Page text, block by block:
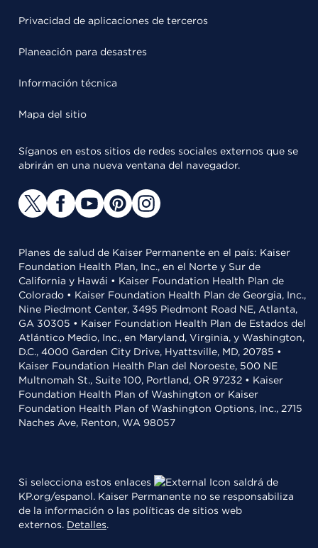
Privacidad de aplicaciones de terceros
Planeación para desastres
Información técnica
Mapa del sitio
Síganos en estos sitios de redes sociales externos que se
abrirán en una nueva ventana del navegador.
Planes de salud de Kaiser Permanente en el país: Kaiser
Foundation Health Plan, Inc., en el Norte y Sur de
California y Hawái • Kaiser Foundation Health Plan de
Colorado • Kaiser Foundation Health Plan de Georgia, Inc.,
Nine Piedmont Center, 3495 Piedmont Road NE, Atlanta,
GA 30305 • Kaiser Foundation Health Plan de Estados del
Atlántico Medio, Inc., en Maryland, Virginia, y Washington,
D.C., 4000 Garden City Drive, Hyattsville, MD, 20785 •
Kaiser Foundation Health Plan del Noroeste, 500 NE
Multnomah St., Suite 100, Portland, OR 97232 • Kaiser
Foundation Health Plan of Washington or Kaiser
Foundation Health Plan of Washington Options, Inc., 2715
Naches Ave, Renton, WA 98057
Si selecciona estos enlaces
saldrá de
KP.org/espanol. Kaiser Permanente no se responsabiliza
de la información o las políticas de sitios web
externos. Detalles.